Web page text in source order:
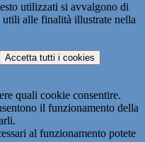
utilizzati si avvalgono di
utili alle finalità illustrate nella
Accetta tutti i cookies
quali cookie consentire.
il funzionamento della
al funzionamento potete